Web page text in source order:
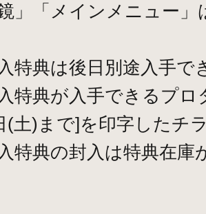
」「メインメニュー」
特典は後日別途入手で
特典が入手できるプロ
(土)まで]を印字したチ
特典の封入は特典在庫